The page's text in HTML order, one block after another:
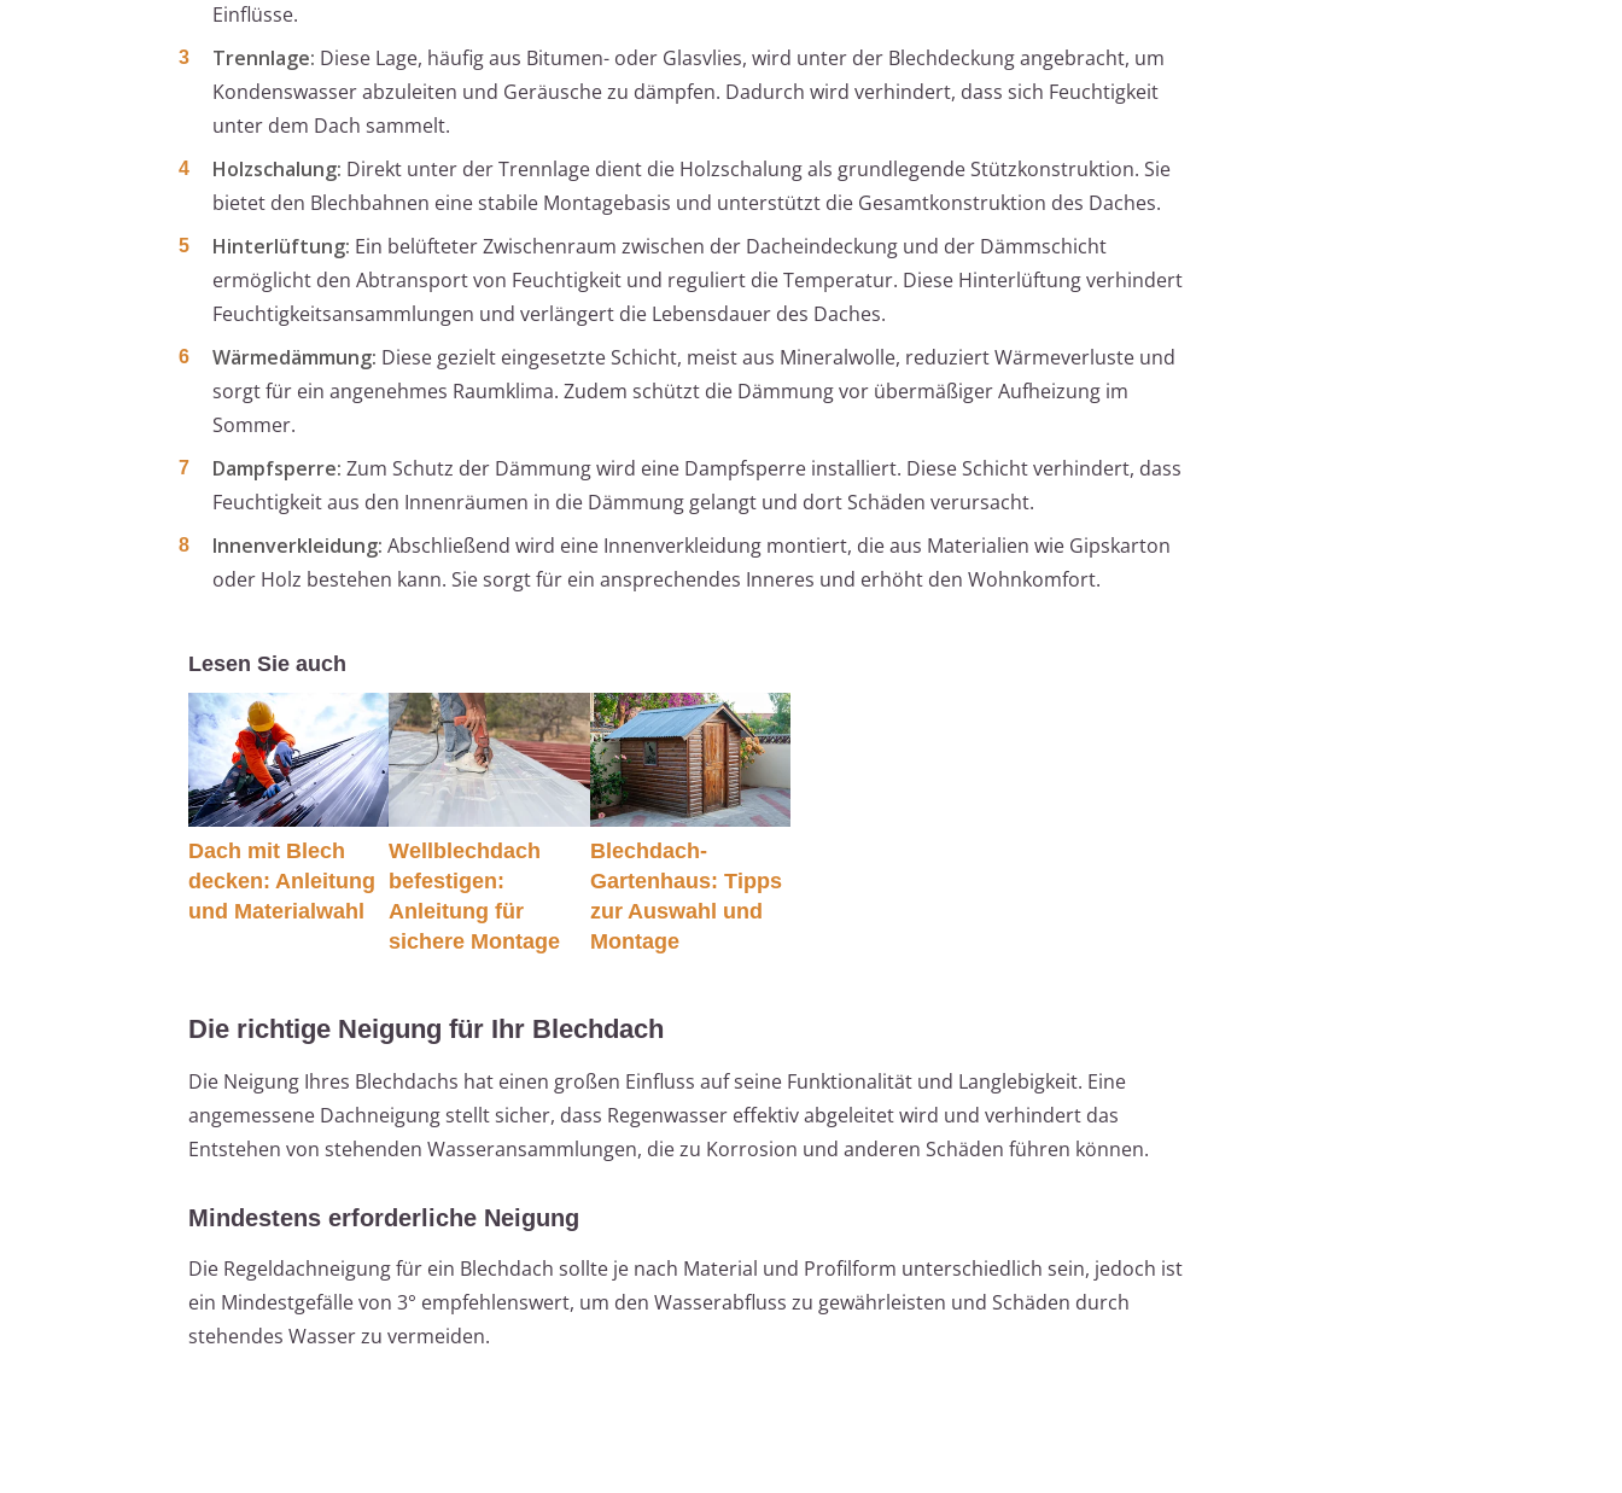
Einflüsse.
Trennlage: Diese Lage, häufig aus Bitumen- oder Glasvlies, wird unter der Blechdeckung angebracht, um
Kondenswasser abzuleiten und Geräusche zu dämpfen. Dadurch wird verhindert, dass sich Feuchtigkeit
unter dem Dach sammelt.
Holzschalung: Direkt unter der Trennlage dient die Holzschalung als grundlegende Stützkonstruktion. Sie
bietet den Blechbahnen eine stabile Montagebasis und unterstützt die Gesamtkonstruktion des Daches.
Hinterlüftung: Ein belüfteter Zwischenraum zwischen der Dacheindeckung und der Dämmschicht
ermöglicht den Abtransport von Feuchtigkeit und reguliert die Temperatur. Diese Hinterlüftung verhindert
Feuchtigkeitsansammlungen und verlängert die Lebensdauer des Daches.
Wärmedämmung: Diese gezielt eingesetzte Schicht, meist aus Mineralwolle, reduziert Wärmeverluste und
sorgt für ein angenehmes Raumklima. Zudem schützt die Dämmung vor übermäßiger Aufheizung im
Sommer.
Dampfsperre: Zum Schutz der Dämmung wird eine Dampfsperre installiert. Diese Schicht verhindert, dass
Feuchtigkeit aus den Innenräumen in die Dämmung gelangt und dort Schäden verursacht.
Innenverkleidung: Abschließend wird eine Innenverkleidung montiert, die aus Materialien wie Gipskarton
oder Holz bestehen kann. Sie sorgt für ein ansprechendes Inneres und erhöht den Wohnkomfort.
Lesen Sie auch
Dach mit Blech
decken: Anleitung
und Materialwahl
Wellblechdach
befestigen:
Anleitung für
sichere Montage
Blechdach-
Gartenhaus: Tipps
zur Auswahl und
Montage
Die richtige Neigung für Ihr Blechdach
Die Neigung Ihres Blechdachs hat einen großen Einfluss auf seine Funktionalität und Langlebigkeit. Eine
angemessene Dachneigung stellt sicher, dass Regenwasser effektiv abgeleitet wird und verhindert das
Entstehen von stehenden Wasseransammlungen, die zu Korrosion und anderen Schäden führen können.
Mindestens erforderliche Neigung
Die Regeldachneigung für ein Blechdach sollte je nach Material und Profilform unterschiedlich sein, jedoch ist
ein Mindestgefälle von 3° empfehlenswert, um den Wasserabfluss zu gewährleisten und Schäden durch
stehendes Wasser zu vermeiden.